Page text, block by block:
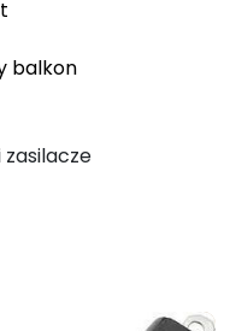
balkon